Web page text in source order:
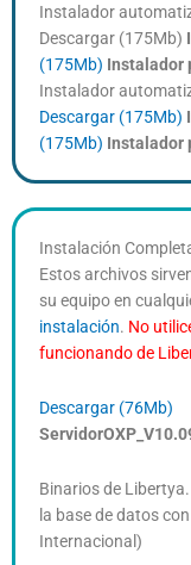
Instalador
Descargar (175Mb)
(175Mb) Instalador
Instalador
Descargar (175Mb)
(175Mb) Instalador
Instalación
Estos archivos
su equipo en
instalación. No
funcionando de
Descargar (76Mb)
ServidorOXP_V1
Binarios de
la base de datos
Internacional)